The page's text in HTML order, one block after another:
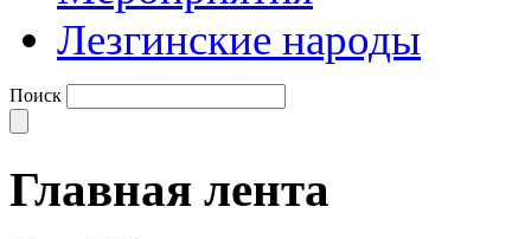
Лезгинские народы
Поиск
Главная лента